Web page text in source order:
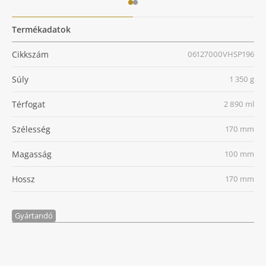
Termékadatok
Cikkszám 06127000VHSP196
Súly 1 350 g
Térfogat 2 890 ml
Szélesség 170 mm
Magasság 100 mm
Hossz 170 mm
Gyártandó